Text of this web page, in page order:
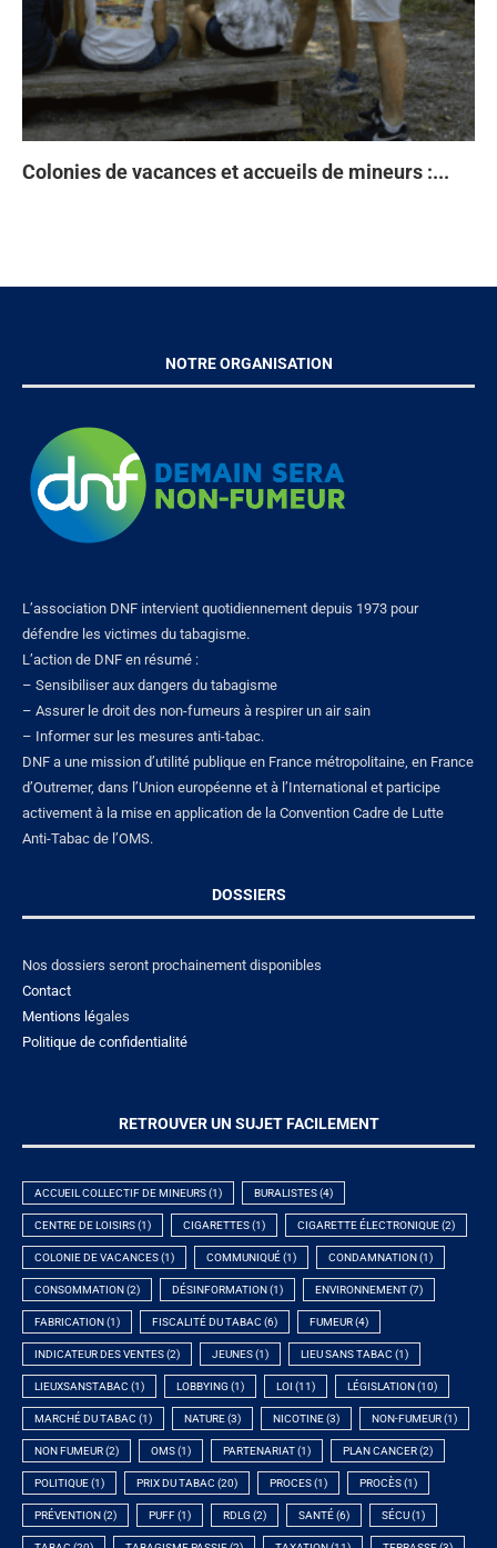
Colonies de vacances et accueils de mineurs :...
NOTRE ORGANISATION
L’association DNF intervient quotidiennement depuis 1973 pour
défendre les victimes du tabagisme.
L’action de DNF en résumé :
– Sensibiliser aux dangers du tabagisme
– Assurer le droit des non-fumeurs à respirer un air sain
– Informer sur les mesures anti-tabac.
DNF a une mission d’utilité publique en France métropolitaine, en France
d’Outremer, dans l’Union européenne et à l’International et participe
activement à la mise en application de la Convention Cadre de Lutte
Anti-Tabac de l’OMS.
DOSSIERS
Nos dossiers seront prochainement disponibles
Contact
Mentions légales
Politique de confidentialité
RETROUVER UN SUJET FACILEMENT
ACCUEIL COLLECTIF DE MINEURS(1) BURALISTES(4)
CENTRE DE LOISIRS(1) CIGARETTES(1) CIGARETTE ÉLECTRONIQUE(2)
COLONIE DE VACANCES(1) COMMUNIQUÉ(1) CONDAMNATION (1)
CONSOMMATION (2) DÉSINFORMATION (1) ENVIRONNEMENT(7)
FABRICATION (1) FISCALITÉ DU TABAC (6) FUMEUR(4)
INDICATEUR DES VENTES(2) JEUNES(1) LIEU SANS TABAC (1)
LIEUXSANSTABAC (1) LOBBYING (1) LOI (11) LÉGISLATION (10)
MARCHÉ DU TABAC (1) NATURE(3) NICOTINE(3) NON-FUMEUR(1)
NON FUMEUR(2) OMS(1) PARTENARIAT(1) PLAN CANCER(2)
POLITIQUE(1) PRIX DU TABAC (20) PROCES(1) PROCÈS(1)
PRÉVENTION (2) PUFF(1) RDLG (2) SANTÉ(6) SÉCU(1)